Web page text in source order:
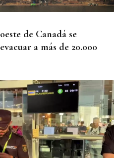
de Canadá se
a más de 20.000